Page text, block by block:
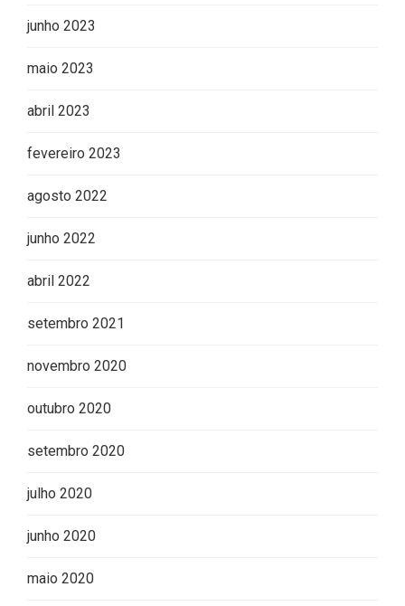
junho 2023
maio 2023
abril 2023
fevereiro 2023
agosto 2022
junho 2022
abril 2022
setembro 2021
novembro 2020
outubro 2020
setembro 2020
julho 2020
junho 2020
maio 2020